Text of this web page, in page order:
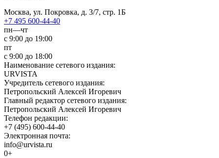
Москва, ул. Покровка, д. 3/7, стр. 1Б
+7 495 600-44-40
пн—чт
с 9:00 до 19:00
пт
с 9:00 до 18:00
Наименование сетевого издания:
URVISTA
Учредитель сетевого издания:
Петропольский Алексей Игоревич
Главный редактор сетевого издания:
Петропольский Алексей Игоревич
Телефон редакции:
+7 (495) 600-44-40
Электронная почта:
info@urvista.ru
0+